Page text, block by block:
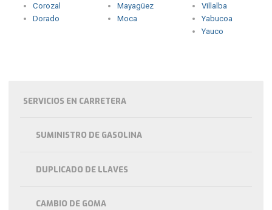
Corozal
Dorado
Mayagüez
Moca
Villalba
Yabucoa
Yauco
SERVICIOS EN CARRETERA
SUMINISTRO DE GASOLINA
DUPLICADO DE LLAVES
CAMBIO DE GOMA